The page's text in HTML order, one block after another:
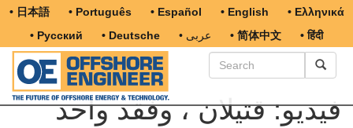
• 日本語 • Português • Español • English
• Ελληνικά
• Русский
• Deutsche • عربى • 简体中文 • हिंदी
فيديو: قتيلان ، وفقد واحد